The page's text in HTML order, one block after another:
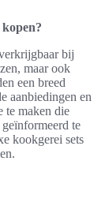
bij
maar ook
een breed
aanbiedingen en
te maken die
te
kookgerei sets